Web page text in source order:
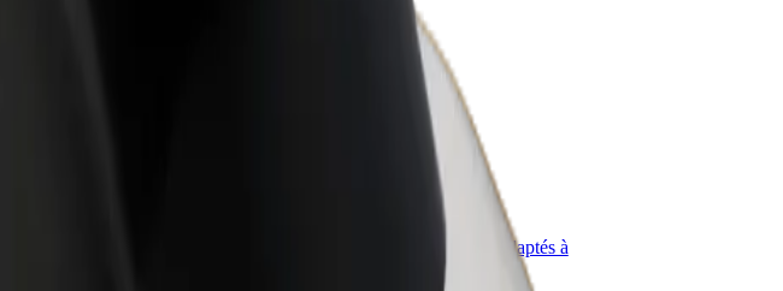
Produits et services Bolt adaptés à